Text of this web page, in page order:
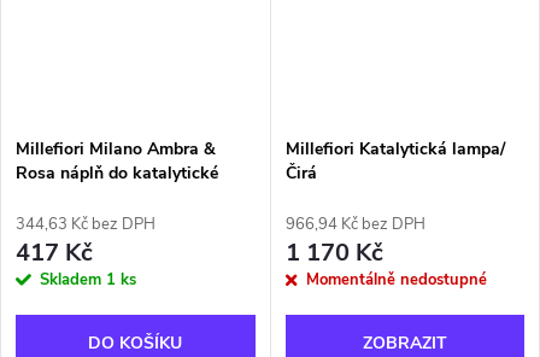
Millefiori Milano Ambra &
Rosa náplň do katalytické
344,63 Kč bez DPH
417 Kč
Skladem 1 ks
DO KOŠÍKU
Millefiori Katalytická lampa/
Čirá
966,94 Kč bez DPH
1 170 Kč
Momentálně nedostupné
ZOBRAZIT